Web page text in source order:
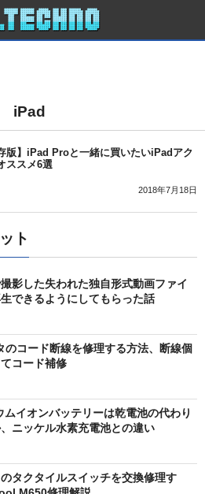
iPad
版】iPad Proと一緒に買いたいiPadアク
ススメ6選
2018年7月18日
ト
影した失われた独自形式動画ファイ
できるようにしてもらった話
のコード断線を修理する方法、断線個
コード補修
ムイオンバッテリーは乾電池の代わり
ニッケル水素充電池との違い
タクタイルスイッチを交換修理す